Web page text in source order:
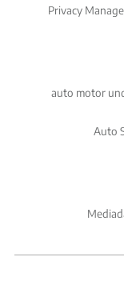
Privacy
auto motor
Auto